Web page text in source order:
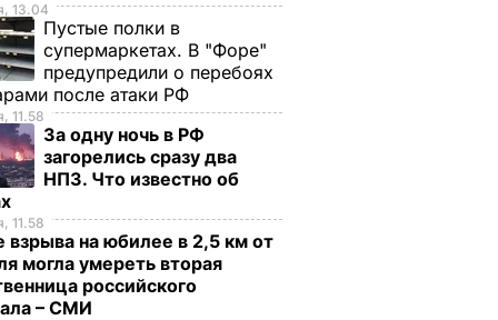
13.04
Пустые полки в
супермаркетах. В "Форе"
предупредили о перебоях
после атаки РФ
11.58
За одну ночь в РФ
загорелись сразу два
НПЗ. Что известно об
11.58
взрыва на юбилее в 2,5 км от
могла умереть вторая
российского
– СМИ